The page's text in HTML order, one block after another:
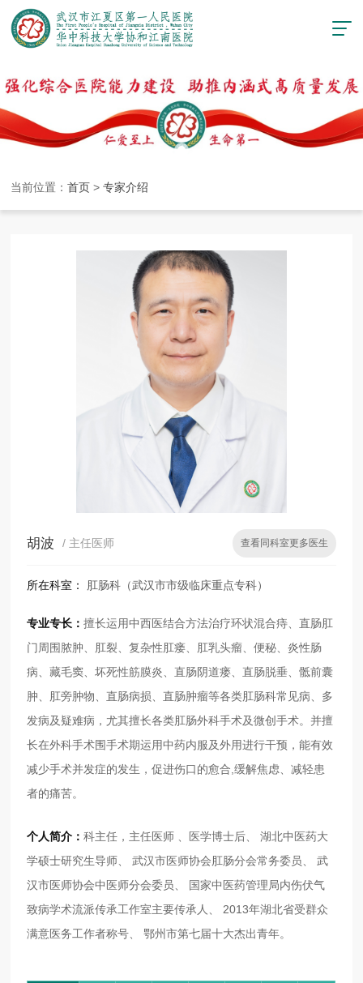
当前位置：首页 >专家介绍
查看同科室更多医生
胡波 / 主任医师
所在科室： 肛肠科（武汉市市级临床重点专科）
专业专长：擅长运用中西医结合方法治疗环状混合痔、直肠肛
门周围脓肿、肛裂、复杂性肛瘘、肛乳头瘤、便秘、炎性肠
病、藏毛窦、坏死性筋膜炎、直肠阴道瘘、直肠脱垂、骶前囊
肿、肛旁肿物、直肠病损、直肠肿瘤等各类肛肠科常见病、多
发病及疑难病，尤其擅长各类肛肠外科手术及微创手术。并擅
长在外科手术围手术期运用中药内服及外用进行干预，能有效
减少手术并发症的发生，促进伤口的愈合,缓解焦虑、减轻患
者的痛苦。
个人简介：科主任，主任医师 、医学博士后、 湖北中医药大
学硕士研究生导师、 武汉市医师协会肛肠分会常务委员、 武
汉市医师协会中医师分会委员、 国家中医药管理局内伤伏气
致病学术流派传承工作室主要传承人、 2013年湖北省受群众
满意医务工作者称号、 鄂州市第七届十大杰出青年。